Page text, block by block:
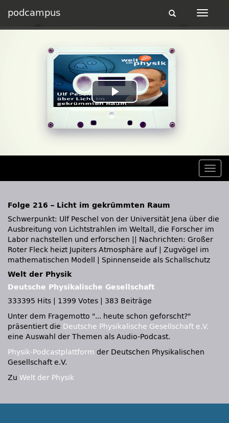
podcampus
Toggle
Toggle
Play
Video
Folge 216 – Licht im gekrümmten Raum
Schwerpunkt: Ulf Peschel von der Universität Jena über die
Ausbreitung von Lichtstrahlen im Weltall, die Forscher im
Labor nachstellen und erforschen || Nachrichten: Großer
Roter Fleck heizt Jupiters Atmosphäre auf | Zugvögel im
mathematischen Modell | Spinnenseide als Schallschutz
Welt der Physik
Deutsche Physikalische Gesellschaft
333395 Hits
1399 Votes
383 Beiträge
Unter dem Fragemotto
... heute schon geforscht?
präsentiert die Deutsche Physikalische Gesellschaft e.V.
eine Auswahl der Themen als Audio-Podcast.
Physik-Podcastplattform der Deutschen Physikalischen
Gesellschaft e.V.
Zu Welt der Physik